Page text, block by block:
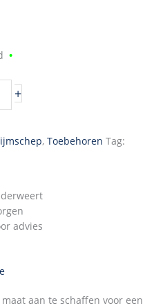
•
+
, Toebehoren Tag:
advies
aan te schaffen voor een